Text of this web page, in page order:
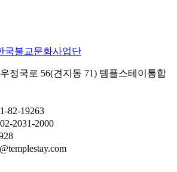
정국로 56(견지동 71) 템플스테이통합
82-19263
2031-2000